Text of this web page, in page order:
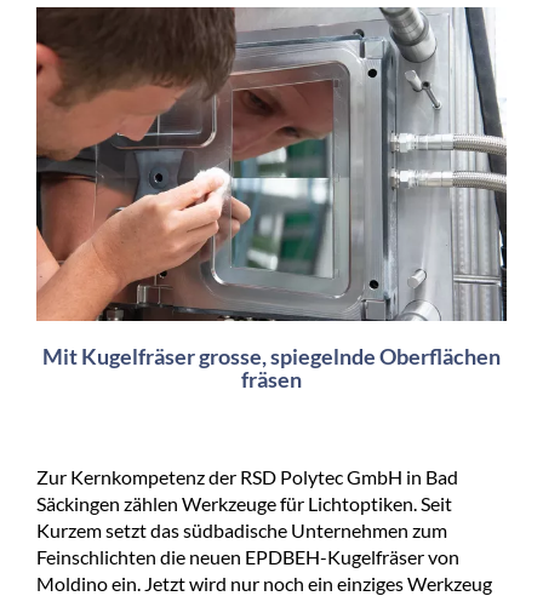
Mit Kugelfräser grosse, spiegelnde Oberflächen
fräsen
Zur Kernkompetenz der RSD Polytec GmbH in Bad
Säckingen zählen Werkzeuge für Lichtoptiken. Seit
Kurzem setzt das südbadische Unternehmen zum
Feinschlichten die neuen EPDBEH-Kugelfräser von
Moldino ein. Jetzt wird nur noch ein einziges Werkzeug